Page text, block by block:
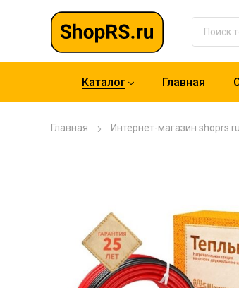
Каталог Главная
Главная Интернет-магазин shoprs.ru